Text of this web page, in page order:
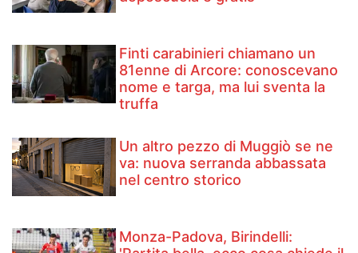
Finti carabinieri chiamano un
81enne di Arcore: conoscevano
nome e targa, ma lui sventa la
truffa
Un altro pezzo di Muggiò se ne
va: nuova serranda abbassata
nel centro storico
Monza-Padova, Birindelli: